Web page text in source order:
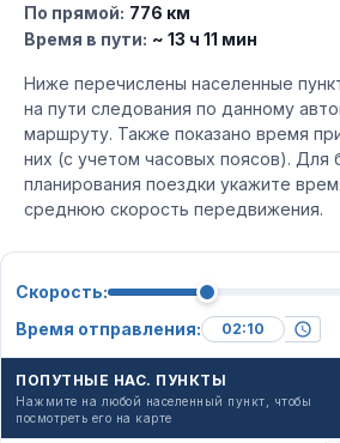
По прямой: 776 км
Время в пути: ~ 13 ч 11 мин
Ниже перечислены населенные
на пути следования по данному
маршруту. Также показано время
них (с учетом часовых поясов). Для
планирования поездки укажите
среднюю скорость передвижения.
Скорость:
Время отправления:
ПОПУТНЫЕ НАС. ПУНКТЫ
Нажмите на любой населенный пункт, чтобы
посмотреть его на карте